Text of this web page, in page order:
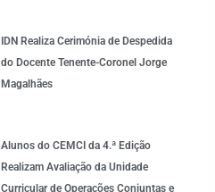
IDN Realiza Cerimónia de Despedida
do Docente Tenente-Coronel Jorge
Magalhães
Alunos do CEMCI da 4.ª Edição
Realizam Avaliação da Unidade
Curricular de Operações Conjuntas e